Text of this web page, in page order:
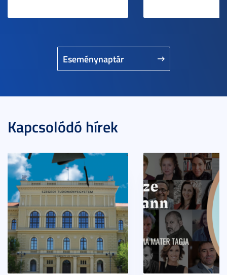
Eseménynaptár
Kapcsolódó hírek